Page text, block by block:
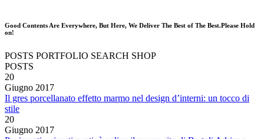
Good Contents Are Everywhere, But Here, We Deliver The Best of The Best.Please Hold
on!
POSTS PORTFOLIO SEARCH SHOP
POSTS
20
Giugno 2017
Il gres porcellanato effetto marmo nel design d’interni: un tocco di
stile
20
Giugno 2017